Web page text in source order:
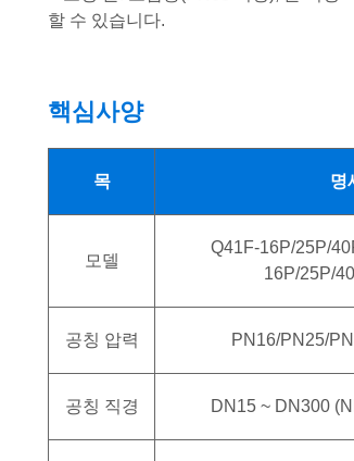
할 수 있습니다.
핵심사양
목 명
모델
Q41F-16P/25P/
16P/25P/
공칭 압력 PN16/PN25/
공칭 직경 DN15 ~ DN300